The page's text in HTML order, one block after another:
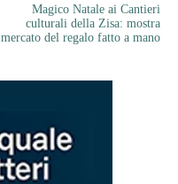
Magico Natale ai Cantieri
culturali della Zisa: mostra
mercato del regalo fatto a mano